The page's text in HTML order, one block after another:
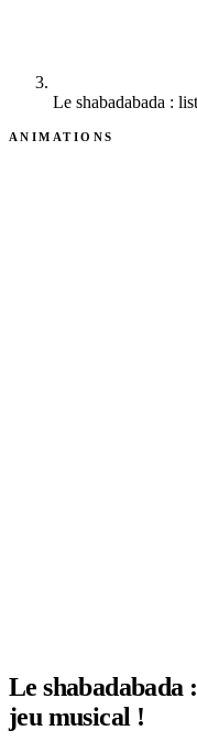
Le shabadabada :
ANIMATIONS
Le shabadabada
jeu musical !